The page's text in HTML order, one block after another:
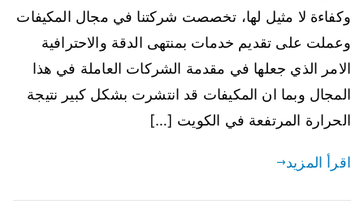
وكفاءة لا مثيل لها، تخصصت شركتنا في مجال المكيفات
وعملت على تقديم خدمات بمنتهى الدقة والاحترافية
الامر الذي جعلها في مقدمة الشركات العاملة في هذا
المجال وبما ان المكيفات قد انتشرت بشكل كبير نتيجة
الحرارة المرتفعة في الكويت […]
اقرأ المزيد